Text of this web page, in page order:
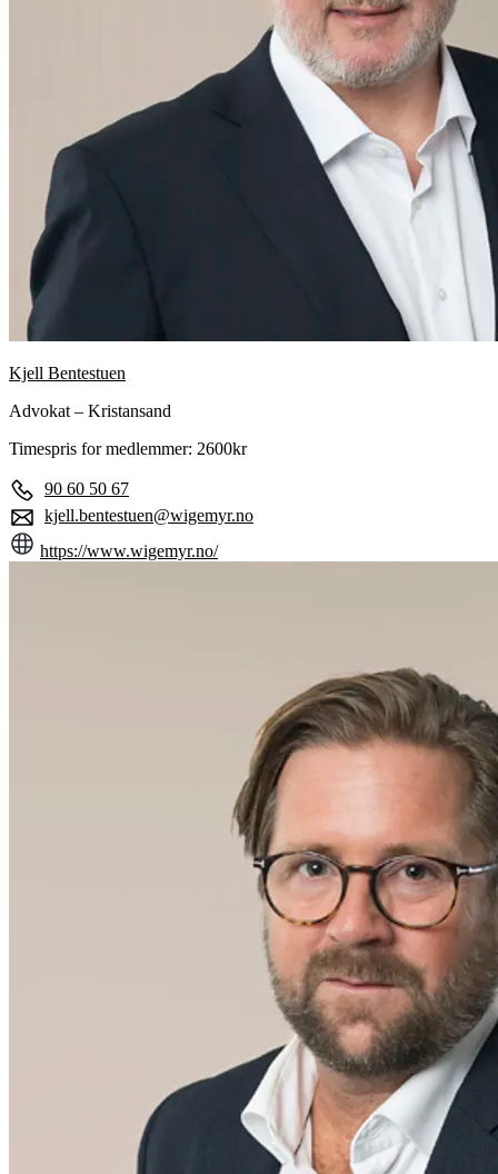
Kjell Bentestuen
Advokat – Kristansand
Timespris for medlemmer: 2600kr
90 60 50 67
kjell.bentestuen@wigemyr.no
https://www.wigemyr.no/